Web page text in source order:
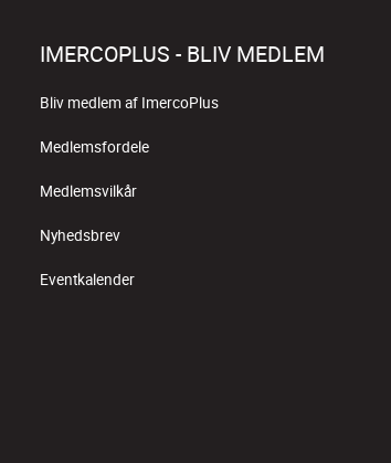
IMERCOPLUS - BLIV MEDLEM
Bliv medlem af ImercoPlus
Medlemsfordele
Medlemsvilkår
Nyhedsbrev
Eventkalender